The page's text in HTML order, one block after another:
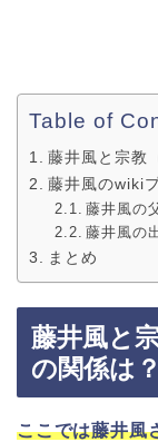
Table of
藤井風と宗教
藤井風のwiki
藤井風の
藤井風の
まとめ
藤井風と
の関係は？
ここでは藤井風